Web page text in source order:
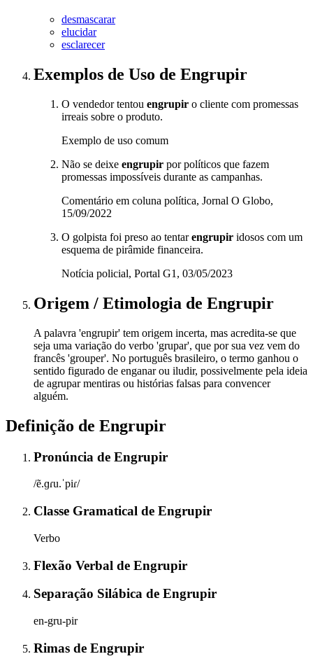
desmascarar
elucidar
esclarecer
Exemplos de Uso de Engrupir
O vendedor tentou engrupir o cliente com promessas
irreais sobre o produto.
Exemplo de uso comum
Não se deixe engrupir por políticos que fazem
promessas impossíveis durante as campanhas.
Comentário em coluna política, Jornal O Globo,
15/09/2022
O golpista foi preso ao tentarengrupir idosos com um
esquema de pirâmide financeira.
Notícia policial, Portal G1, 03/05/2023
Origem / Etimologia de Engrupir
A palavra 'engrupir' tem origem incerta, mas acredita-se que
seja uma variação do verbo 'grupar', que por sua vez vem do
francês 'grouper'. No português brasileiro, o termo ganhou o
sentido figurado de enganar ou iludir, possivelmente pela ideia
de agrupar mentiras ou histórias falsas para convencer
alguém.
Definição de Engrupir
Pronúncia de Engrupir
/ẽ.ɡɾu.ˈpiɾ/
Classe Gramatical de Engrupir
Verbo
Flexão Verbal de Engrupir
Separação Silábica de Engrupir
en-gru-pir
Rimas de Engrupir